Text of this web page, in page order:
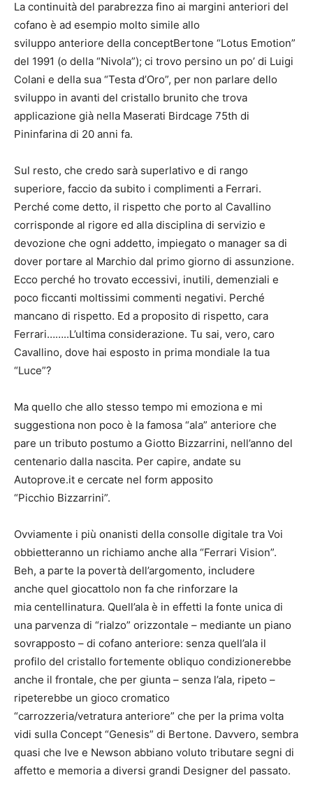
La continuità del parabrezza fino ai margini anteriori del
cofano è ad esempio molto simile allo
sviluppo anteriore della conceptBertone “Lotus Emotion”
del 1991 (o della “Nivola”); ci trovo persino un po’ di Luigi
Colani e della sua “Testa d’Oro”, per non parlare dello
sviluppo in avanti del cristallo brunito che trova
applicazione già nella Maserati Birdcage 75th di
Pininfarina di 20 anni fa.
Sul resto, che credo sarà superlativo e di rango
superiore, faccio da subito i complimenti a Ferrari.
Perché come detto, il rispetto che porto al Cavallino
corrisponde al rigore ed alla disciplina di servizio e
devozione che ogni addetto, impiegato o manager sa di
dover portare al Marchio dal primo giorno di assunzione.
Ecco perché ho trovato eccessivi, inutili, demenziali e
poco ficcanti moltissimi commenti negativi. Perché
mancano di rispetto. Ed a proposito di rispetto, cara
Ferrari……..L’ultima considerazione. Tu sai, vero, caro
Cavallino, dove hai esposto in prima mondiale la tua
“Luce”?
Ma quello che allo stesso tempo mi emoziona e mi
suggestiona non poco è la famosa “ala” anteriore che
pare un tributo postumo a Giotto Bizzarrini, nell’anno del
centenario dalla nascita. Per capire, andate su
Autoprove.it e cercate nel form apposito
“Picchio Bizzarrini”.
Ovviamente i più onanisti della consolle digitale tra Voi
obbietteranno un richiamo anche alla “Ferrari Vision”.
Beh, a parte la povertà dell’argomento, includere
anche quel giocattolo non fa che rinforzare la
mia centellinatura. Quell’ala è in effetti la fonte unica di
una parvenza di “rialzo” orizzontale – mediante un piano
sovrapposto – di cofano anteriore: senza quell’ala il
profilo del cristallo fortemente obliquo condizionerebbe
anche il frontale, che per giunta – senza l’ala, ripeto –
ripeterebbe un gioco cromatico
“carrozzeria/vetratura anteriore” che per la prima volta
vidi sulla Concept “Genesis” di Bertone. Davvero, sembra
quasi che Ive e Newson abbiano voluto tributare segni di
affetto e memoria a diversi grandi Designer del passato.